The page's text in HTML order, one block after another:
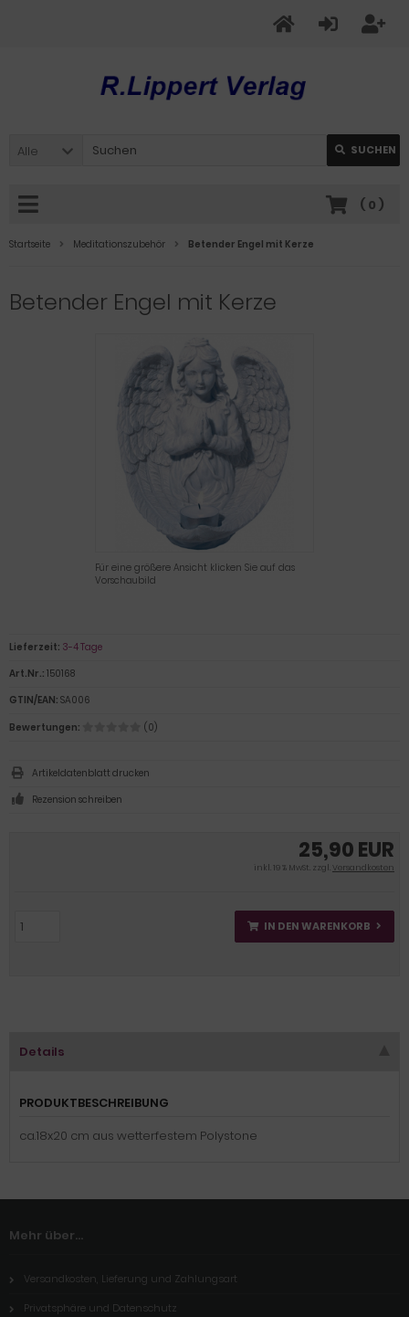
Alle SUCHEN
( 0 )
Startseite Meditationszubehör Betender Engel mit Kerze
Betender Engel mit Kerze
Für eine größere Ansicht klicken Sie auf das
Vorschaubild
25,90 EUR
inkl. 19 % MwSt. zzgl.Versandkosten
IN DEN WARENKORB
Lieferzeit: 3-4 Tage
Art.Nr.: 150168
GTIN/EAN: SA006
Bewertungen:
(0)
Artikeldatenblatt drucken
Rezension schreiben
Details
PRODUKTBESCHREIBUNG
ca.18x20 cm aus wetterfestem Polystone
Mehr über...
Versandkosten, Lieferung und Zahlungsart
Privatsphäre und Datenschutz